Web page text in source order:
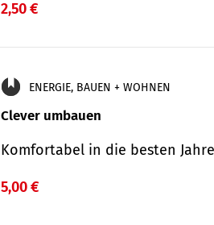
2,50 €
ENERGIE, BAUEN + WOHNEN
Clever umbauen
Komfortabel in die besten Jahre
5,00 €